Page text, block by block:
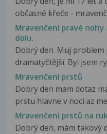
občasné křeče -
Mravenčení pravé
dolu.
Dobrý den. Muj
dramatyčtější. Byl jsem
Mravenčení prstů
Dobry den mam dotaz
prstu hlavne v noci az
Mravenčení prstů na
Dobrý den, mám takový